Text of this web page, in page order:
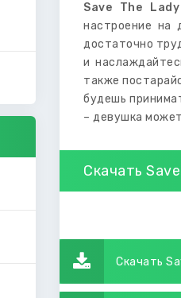
Save The Lady
настроение на
достаточно
и
также
будешь
– девушка
Скачать
Скачать